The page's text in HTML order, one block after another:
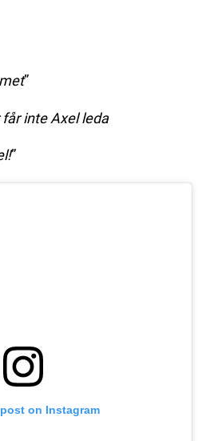
”
inte Axel leda
”
on Instagram